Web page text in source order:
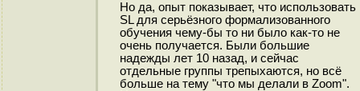
Но да, опыт показывает, что использовать
SL для серьёзного формализованного
обучения чему-бы то ни было как-то не
очень получается. Были большие
надежды лет 10 назад, и сейчас
отдельные группы трепыхаются, но всё
больше на тему "что мы делали в Zoom".